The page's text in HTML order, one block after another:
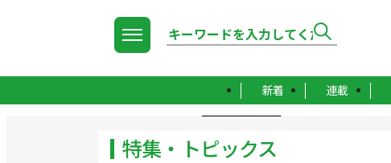
新着 連載
特集・トピックス